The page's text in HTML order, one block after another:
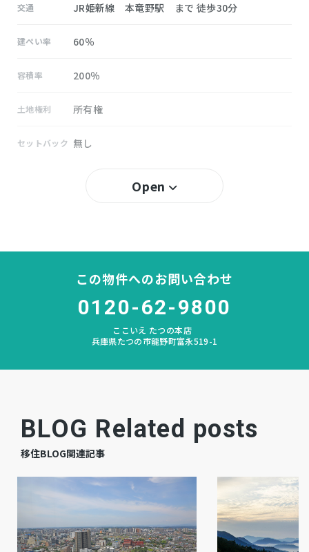
交通 JR姫新線 本竜野駅 まで 徒歩30分
建ぺい率 60％
容積率 200％
土地権利 所有権
セットバック 無し
なし
宅地
更地
下水道 公共
用途地域 1種住居
Open
この物件へのお問い合わせ
0120-62-9800
ここいえ たつの本店
兵庫県たつの市龍野町富永519-1
BLOG Related posts
移住BLOG関連記事